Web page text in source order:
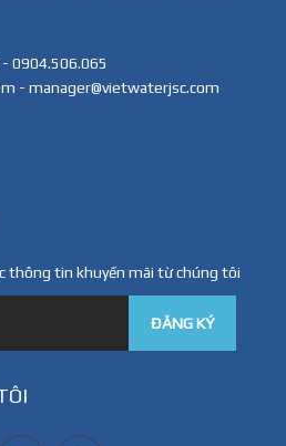
0904.506.065
- manager@vietwaterjsc.com
thông tin khuyến mãi từ chúng tôi
ĐĂNG KÝ